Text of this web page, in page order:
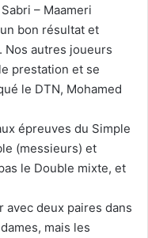
– Maameri
bon résultat et
Nos autres joueurs
prestation et se
le DTN, Mohamed
épreuves du Simple
(messieurs) et
le Double mixte, et
avec deux paires dans
mais les